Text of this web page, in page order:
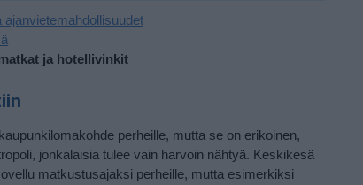
ja hotellivinkit
perheille, mutta se on erikoinen,
jonkalaisia tulee vain harvoin nähtyä. Keskikesä
matkustusajaksi perheille, mutta esimerkiksi